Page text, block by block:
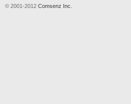
© 2001-2012 Comsenz Inc.